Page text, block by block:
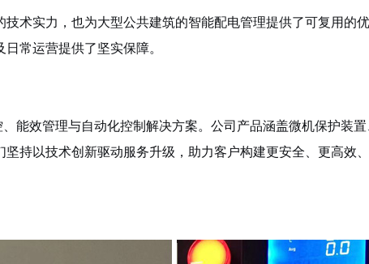
实力，也为大型公共建筑的智能配电管理提供了可复用的
常运营提供了坚实保障。
效管理与自动化控制解决方案。公司产品涵盖微机保护装置
持以技术创新驱动服务升级，助力客户构建更安全、更高效、